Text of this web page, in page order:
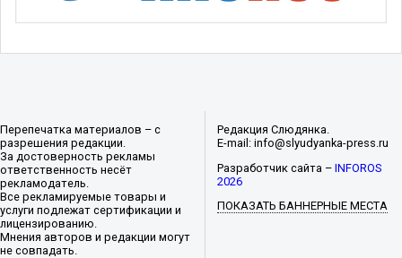
Перепечатка материалов – с
разрешения редакции.
За достоверность рекламы
ответственность несёт
рекламодатель.
Все рекламируемые товары и
услуги подлежат сертификации и
лицензированию.
Мнения авторов и редакции могут
не совпадать.
Редакция Слюдянка.
E-mail: info@slyudyanka-press.ru
Разработчик сайта –INFOROS
2026
ПОКАЗАТЬ БАННЕРНЫЕ МЕСТА